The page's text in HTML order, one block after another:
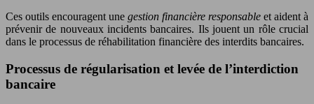
Ces outils encouragent une gestion financière responsable et aident à
prévenir de nouveaux incidents bancaires. Ils jouent un rôle crucial
dans le processus de réhabilitation financière des interdits bancaires.
Processus de régularisation et levée de l’interdiction
bancaire